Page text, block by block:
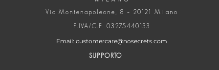
Via Montenapoleone, 8 – 20121 Milano
P.IVA/C.F. 03275440133
Email: customercare@nosecrets.com
SUPPORTO